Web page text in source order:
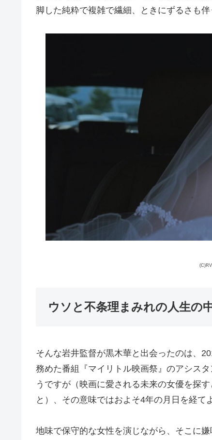
脚した純粋で複雑で繊細、ときにずるさも
ウソと不条理まみれの人生
そんな岩井監督が黒木華と出会ったのは、
務めた番組『マイリトル映画祭』のアシス
うですが（映画に愛される未来の女優を探
と）、その意味ではおよそ4年の月日を経て
地味で保守的な女性を演じながら、そこに